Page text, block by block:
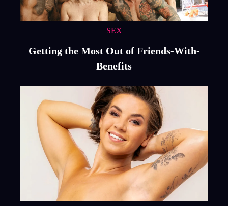
SEX
Getting the Most Out of Friends-With-
Benefits